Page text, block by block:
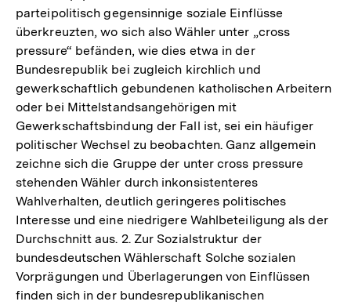
parteipolitisch gegensinnige soziale Einflüsse
überkreuzten, wo sich also Wähler unter „cross
pressure“ befänden, wie dies etwa in der
Bundesrepublik bei zugleich kirchlich und
gewerkschaftlich gebundenen katholischen Arbeitern
oder bei Mittelstandsangehörigen mit
Gewerkschaftsbindung der Fall ist, sei ein häufiger
politischer Wechsel zu beobachten. Ganz allgemein
zeichne sich die Gruppe der unter cross pressure
stehenden Wähler durch inkonsistenteres
Wahlverhalten, deutlich geringeres politisches
Interesse und eine niedrigere Wahlbeteiligung als der
Durchschnitt aus. 2. Zur Sozialstruktur der
bundesdeutschen Wählerschaft Solche sozialen
Vorprägungen und Überlagerungen von Einflüssen
finden sich in der bundesrepublikanischen